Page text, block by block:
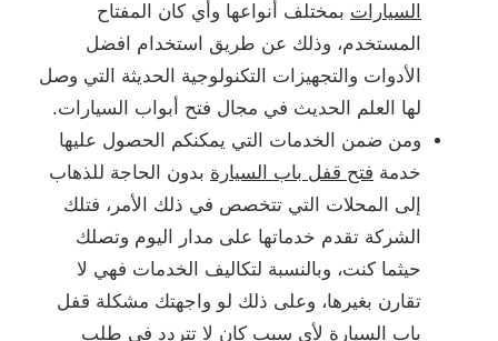
السيارات بمختلف أنواعها وأي كان المفتاح
المستخدم، وذلك عن طريق استخدام افضل
الأدوات والتجهيزات التكنولوجية الحديثة التي وصل
لها العلم الحديث في مجال فتح أبواب السيارات.
ومن ضمن الخدمات التي يمكنكم الحصول عليها
خدمة فتح قفل باب السيارة بدون الحاجة للذهاب
إلى المحلات التي تتخصص في ذلك الأمر، فتلك
الشركة تقدم خدماتها على مدار اليوم وتصلك
حيثما كنت، وبالنسبة لتكاليف الخدمات فهي لا
تقارن بغيرها، وعلى ذلك لو واجهتك مشكلة قفل
باب السيارة لأي سبب كان لا تتردد في طلب